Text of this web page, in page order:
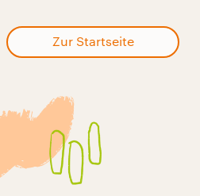
Zur Startseite